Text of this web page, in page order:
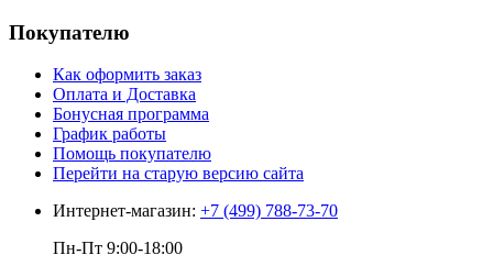
Покупателю
Как оформить заказ
Оплата и Доставка
Бонусная программа
График работы
Помощь покупателю
Перейти на старую версию сайта
Интернет-магазин: +7 (499) 788-73-70
Пн-Пт 9:00-18:00